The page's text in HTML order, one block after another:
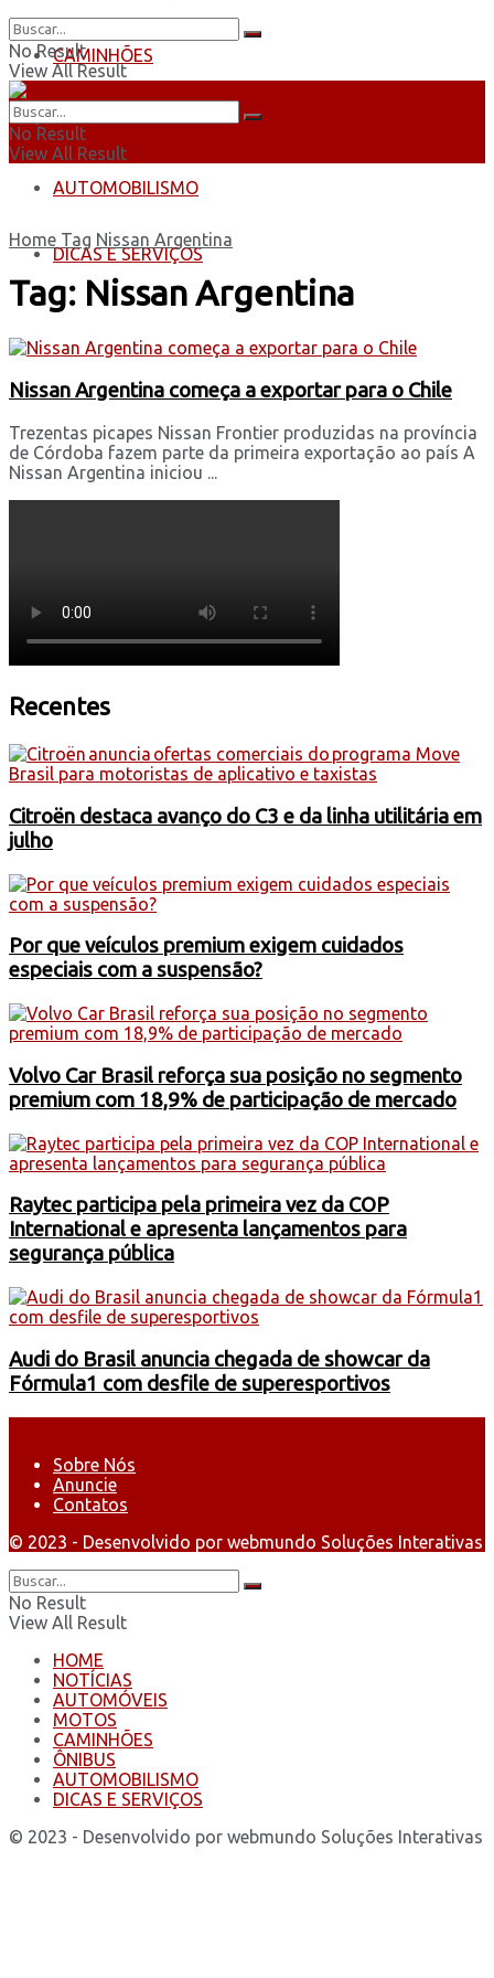
CAMINHÕES
ÔNIBUS
AUTOMOBILISMO
DICAS E SERVIÇOS
No Result
View All Result
No Result
View All Result
Home Tag Nissan Argentina
Tag: Nissan Argentina
Nissan Argentina começa a exportar para o Chile
Trezentas picapes Nissan Frontier produzidas na província
de Córdoba fazem parte da primeira exportação ao país A
Nissan Argentina iniciou ...
Recentes
Citroën destaca avanço do C3 e da linha utilitária em
julho
Por que veículos premium exigem cuidados
especiais com a suspensão?
Volvo Car Brasil reforça sua posição no segmento
premium com 18,9% de participação de mercado
Raytec participa pela primeira vez da COP
International e apresenta lançamentos para
segurança pública
Audi do Brasil anuncia chegada de showcar da
Fórmula1 com desfile de superesportivos
Sobre Nós
Anuncie
Contatos
© 2023 - Desenvolvido por webmundo Soluções Interativas
No Result
View All Result
HOME
NOTÍCIAS
AUTOMÓVEIS
MOTOS
CAMINHÕES
ÔNIBUS
AUTOMOBILISMO
DICAS E SERVIÇOS
© 2023 - Desenvolvido por webmundo Soluções Interativas